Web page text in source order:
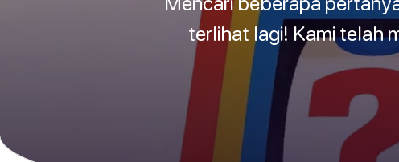
terlihat lagi! Kami telah